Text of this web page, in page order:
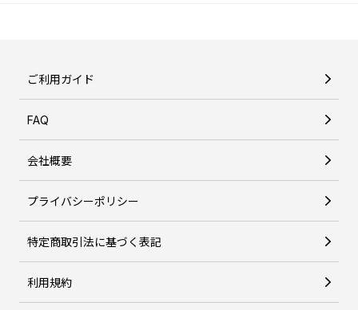
ご利用ガイド
FAQ
会社概要
プライバシーポリシー
特定商取引法に基づく表記
利用規約